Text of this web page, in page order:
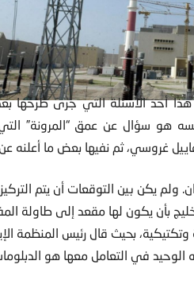
أحد الأسئلة التي جرى طرحها
هو سؤال عن عمق “المرونة”
غروسي، ثم نفيها بعض ما أعلنه عن
ولم يكن بين التوقعات أن يتم
بأن يكون لها مقعد إلى طاولة
وتكتيكية، بحيث قال رئيس المنظمة
الوحيد في التعامل معها هو